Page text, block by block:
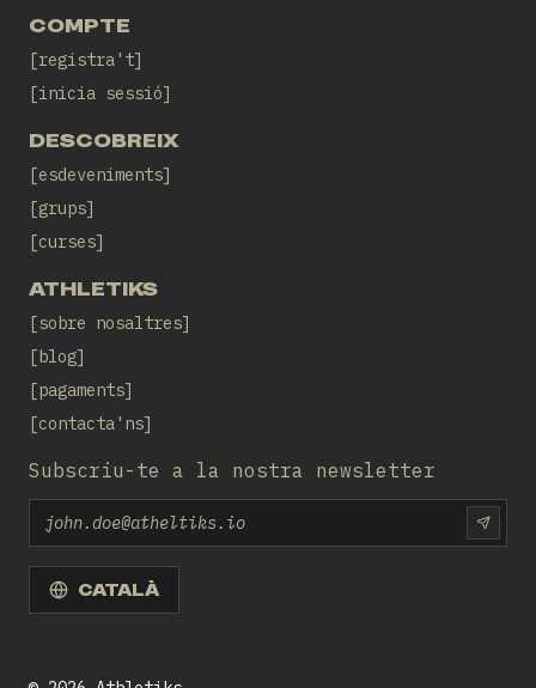
COMPTE
registra't
inicia sessió
DESCOBREIX
esdeveniments
grups
curses
ATHLETIKS
sobre nosaltres
blog
pagaments
contacta'ns
Subscriu-te a la nostra newsletter
Email
CATALÀ